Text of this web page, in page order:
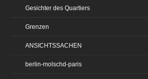
Gesichter des Quartiers
Grenzen
ANSICHTSSACHEN
berlin-molschd-paris